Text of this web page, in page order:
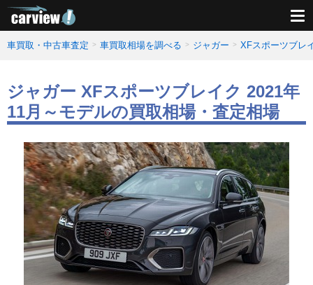
車買取・中古車査定 車買取相場を調べる ジャガー XFスポーツブレ
ジャガー XFスポーツブレイク 2021年
11月～モデルの買取相場・査定相場